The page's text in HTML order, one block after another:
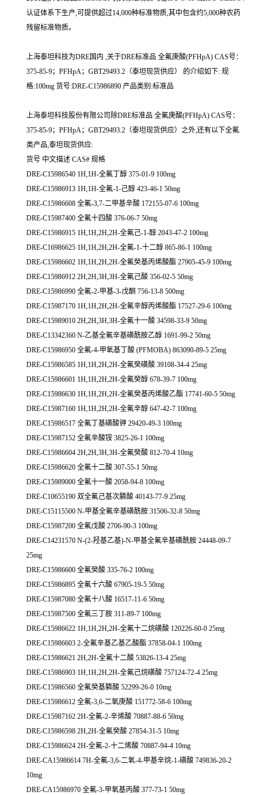
认证体系下生产,可提供超过14,000种标准物质,其中包含约5,000种农药
残留标准物质。
上海泰坦科技为DRE国内 ,关于DRE标准品 全氟庚酸(PFHpA) CAS号：
375-85-9；PFHpA；GBT29493.2（泰坦现货供应） 的介绍如下: 规
格:100mg 货号:DRE-C15986890 产品类别:标准品
上海泰坦科技股份有限公司除DRE标准品 全氟庚酸(PFHpA) CAS号：
375-85-9；PFHpA；GBT29493.2（泰坦现货供应）之外,还有以下全氟
类产品,泰坦现货供应:
货号 中文描述 CAS# 规格
DRE-C15986540 1H,1H-全氟丁醇 375-01-9 100mg
DRE-C15986913 1H,1H-全氟-1-己醇 423-46-1 50mg
DRE-C15986608 全氟-3,7-二甲基辛酸 172155-07-6 100mg
DRE-C15987400 全氟十四酸 376-06-7 50mg
DRE-C15986915 1H,1H,2H,2H-全氟己-1-醇 2043-47-2 100mg
DRE-C16986625 1H,1H,2H,2H-全氟-1-十二醇 865-86-1 100mg
DRE-C15986602 1H,1H,2H,2H-全氟癸基丙烯酸酯 27905-45-9 100mg
DRE-C15986912 2H,2H,3H,3H-全氟己酸 356-02-5 50mg
DRE-C15986990 全氟-2-甲基-3-戊酮 756-13-8 500mg
DRE-C15987170 1H,1H,2H,2H-全氟辛醇丙烯酸酯 17527-29-6 100mg
DRE-C15989010 2H,2H,3H,3H-全氟十一酸 34598-33-9 50mg
DRE-C13342360 N-乙基全氟辛基磺酰胺乙醇 1691-99-2 50mg
DRE-C15986950 全氟-4-甲氧基丁酸 (PFMOBA) 863090-89-5 25mg
DRE-C15986585 1H,1H,2H,2H-全氟癸磺酸 39108-34-4 25mg
DRE-C15986601 1H,1H,2H,2H-全氟癸醇 678-39-7 100mg
DRE-C15986630 1H,1H,2H,2H-全氟癸基丙烯酸乙酯 17741-60-5 50mg
DRE-C15987160 1H,1H,2H,2H-全氟辛醇 647-42-7 100mg
DRE-C15986517 全氟丁基磺酸钾 29420-49-3 100mg
DRE-C15987152 全氟辛酸铵 3825-26-1 100mg
DRE-C15986604 2H,2H,3H,3H-全氟癸酸 812-70-4 10mg
DRE-C15986620 全氟十二酸 307-55-1 50mg
DRE-C15989000 全氟十一酸 2058-94-8 100mg
DRE-C10655190 双全氟己基次膦酸 40143-77-9 25mg
DRE-C15115500 N-甲基全氟辛基磺酰胺 31506-32-8 50mg
DRE-C15987200 全氟戊酸 2706-90-3 100mg
DRE-C14231570 N-(2-羟基乙基)-N-甲基全氟辛基磺酰胺 24448-09-7
25mg
DRE-C15986600 全氟癸酸 335-76-2 100mg
DRE-C15986895 全氟十六酸 67905-19-5 50mg
DRE-C15987080 全氟十八酸 16517-11-6 50mg
DRE-C15987500 全氟三丁胺 311-89-7 100mg
DRE-C15986622 1H,1H,2H,2H-全氟十二烷磺酸 120226-60-0 25mg
DRE-C15986603 2-全氟辛基乙基乙酸酯 37858-04-1 100mg
DRE-C15986621 2H,2H-全氟十二酸 53826-13-4 25mg
DRE-C15986903 1H,1H,2H,2H-全氟己烷磺酸 757124-72-4 25mg
DRE-C15986560 全氟癸基膦酸 52299-26-0 10mg
DRE-C15986612 全氟-3,6-二氧庚酸 151772-58-6 100mg
DRE-C15987162 2H-全氟-2-辛烯酸 70887-88-6 50mg
DRE-C15986598 2H,2H-全氟癸酸 27854-31-5 10mg
DRE-C15986624 2H-全氟-2-十二烯酸 70887-94-4 10mg
DRE-CA15986614 7H-全氟-3,6-二氧-4-甲基辛烷-1-磺酸 749836-20-2
10mg
DRE-CA15986970 全氟-3-甲氧基丙酸 377-73-1 50mg